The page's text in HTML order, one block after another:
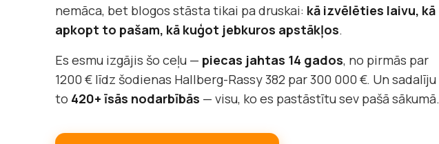
nemāca, bet blogos stāsta tikai pa druskai: kā izvēlēties laivu, kā
apkopt to pašam, kā kuģot jebkuros apstākļos.
Es esmu izgājis šo ceļu — piecas jahtas 14 gados, no pirmās par
1200 € līdz šodienas Hallberg-Rassy 382 par 300 000 €. Un sadalīju
to 420+ īsās nodarbībās — visu, ko es pastāstītu sev pašā sākumā.